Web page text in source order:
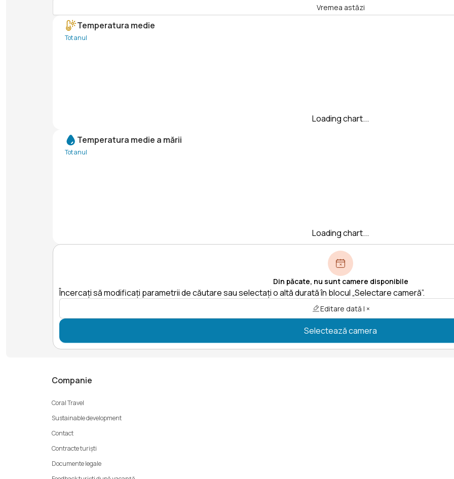
Vremea astăzi
Temperatura medie
Tot anul
Loading chart...
Temperatura medie a mării
Tot anul
Loading chart...
Din păcate, nu sunt camere disponibile
Încercați să modificați parametrii de căutare sau selectați o altă durată în blocul „Selectare cameră”.
Editare dată | ×
Selectează camera
Companie
Coral Travel
Sustainable development
Contact
Contracte turiști
Documente legale